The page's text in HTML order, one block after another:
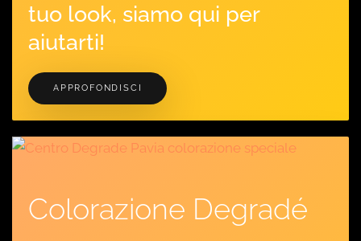
tuo look, siamo qui per
aiutarti!
APPROFONDISCI
Colorazione Degradé